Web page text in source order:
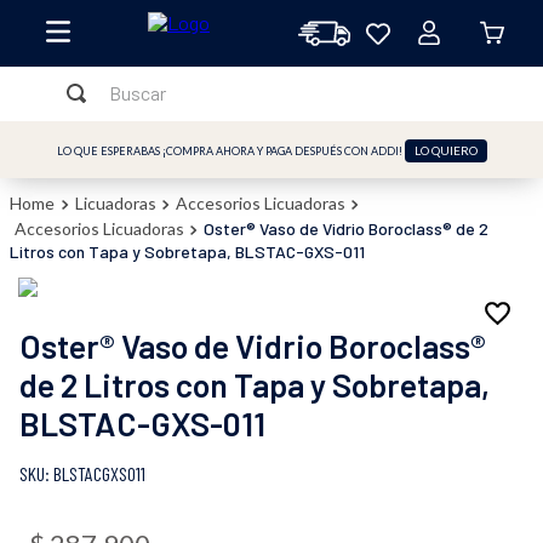
Buscar
LO QUE ESPERABAS ¡COMPRA AHORA Y PAGA DESPUÉS CON ADDI! LO QUIERO
Licuadoras
Accesorios Licuadoras
Accesorios Licuadoras
Oster® Vaso de Vidrio Boroclass® de 2
Litros con Tapa y Sobretapa, BLSTAC-GXS-011
Oster® Vaso de Vidrio Boroclass®
de 2 Litros con Tapa y Sobretapa,
BLSTAC-GXS-011
: BLSTACGXS011
TÉRMINOS MÁS BUSCADOS
2.
freidora
3.
cafetera
.
sandwichera
.
freidora aire
.
plancha
.
horno